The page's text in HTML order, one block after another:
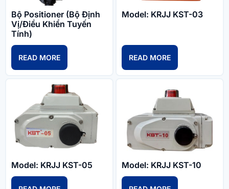
Bộ Positioner (Bộ Định
Vị/Điều Khiển Tuyến
Tính)
READ MORE
Model: KRJJ KST-03
READ MORE
Model: KRJJ KST-05 Model: KRJJ KST-10